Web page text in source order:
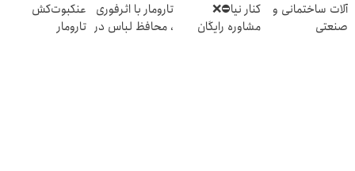
پرسش‌نامه
آلات ساختمانی و
صنعتی
کنار نیا⛔️❌
مشاوره رایگان
تارومار با اثرفوری
، محافظ لباس در
عنکبوت‌‌کش
تارومار